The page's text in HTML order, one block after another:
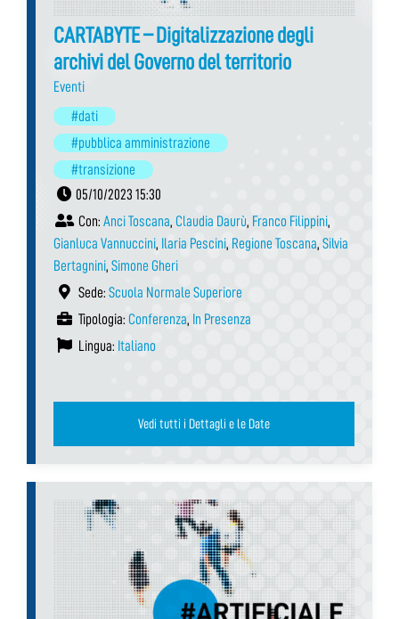
CARTABYTE – Digitalizzazione degli
archivi del Governo del territorio
Eventi
#dati
#pubblica amministrazione
#transizione
05/10/2023 15:30
Con: Anci Toscana, Claudia Daurù, Franco Filippini,
Gianluca Vannuccini, Ilaria Pescini, Regione Toscana, Silvia
Bertagnini, Simone Gheri
Sede: Scuola Normale Superiore
Tipologia: Conferenza, In Presenza
Lingua: Italiano
Vedi tutti i Dettagli e le Date